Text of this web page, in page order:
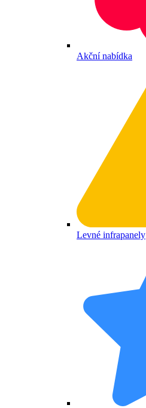
Akční nabídka
Levné infrapanely